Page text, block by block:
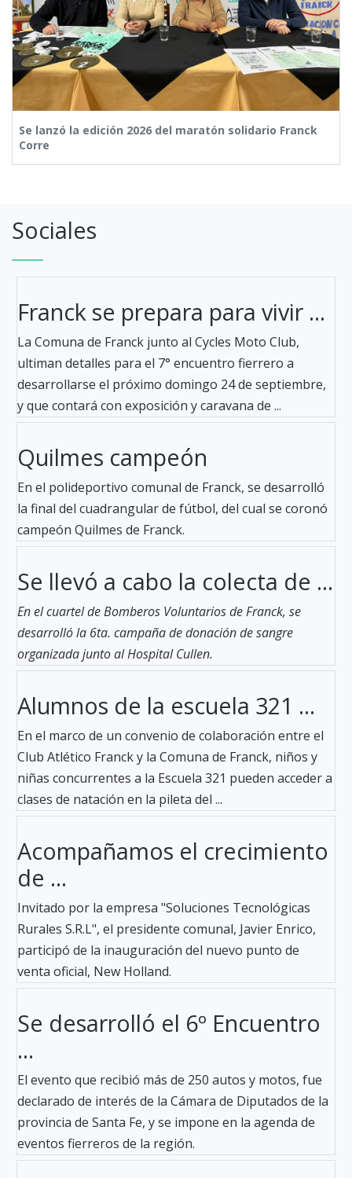
Se lanzó la edición 2026 del maratón solidario Franck
Corre
Sociales
Franck se prepara para vivir ...
La Comuna de Franck junto al Cycles Moto Club,
ultiman detalles para el 7° encuentro fierrero a
desarrollarse el próximo domingo 24 de septiembre,
y que contará con exposición y caravana de ...
Quilmes campeón
En el polideportivo comunal de Franck, se desarrolló
la final del cuadrangular de fútbol, del cual se coronó
campeón Quilmes de Franck.
Se llevó a cabo la colecta de ...
En el cuartel de Bomberos Voluntarios de Franck, se
desarrolló la 6ta. campaña de donación de sangre
organizada junto al Hospital Cullen.
Alumnos de la escuela 321 ...
En el marco de un convenio de colaboración entre el
Club Atlético Franck y la Comuna de Franck, niños y
niñas concurrentes a la Escuela 321 pueden acceder a
clases de natación en la pileta del ...
Acompañamos el crecimiento
de ...
Invitado por la empresa "Soluciones Tecnológicas
Rurales S.R.L", el presidente comunal, Javier Enrico,
participó de la inauguración del nuevo punto de
venta oficial, New Holland.
Se desarrolló el 6º Encuentro
...
El evento que recibió más de 250 autos y motos, fue
declarado de interés de la Cámara de Diputados de la
provincia de Santa Fe, y se impone en la agenda de
eventos fierreros de la región.